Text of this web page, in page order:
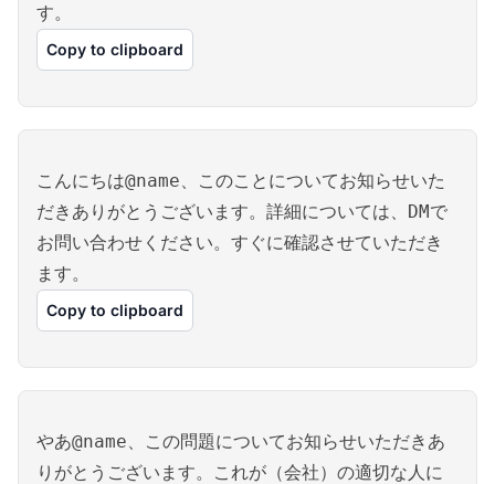
す。
Copy to clipboard
こんにちは@name、このことについてお知らせいた
だきありがとうございます。詳細については、DMで
お問い合わせください。すぐに確認させていただき
ます。
Copy to clipboard
やあ@name、この問題についてお知らせいただきあ
りがとうございます。これが（会社）の適切な人に